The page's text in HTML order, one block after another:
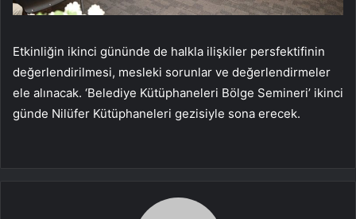
Etkinliğin ikinci gününde de halkla ilişkiler persfektifinin
değerlendirilmesi, mesleki sorunlar ve değerlendirmeler
ele alınacak. ‘Belediye Kütüphaneleri Bölge Semineri’ ikinci
günde Nilüfer Kütüphaneleri gezisiyle sona erecek.